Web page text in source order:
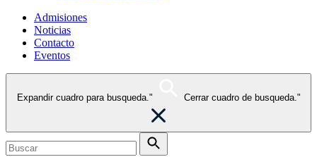
Admisiones
Noticias
Contacto
Eventos
Expandir cuadro para busqueda." Cerrar cuadro de busqueda."